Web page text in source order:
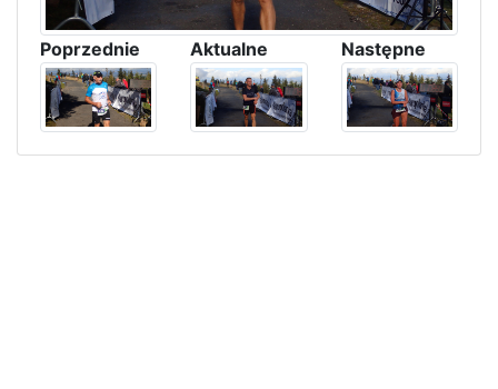
Poprzednie Aktualne Następne